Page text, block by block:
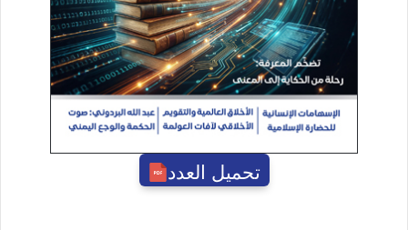
تحميل العدد